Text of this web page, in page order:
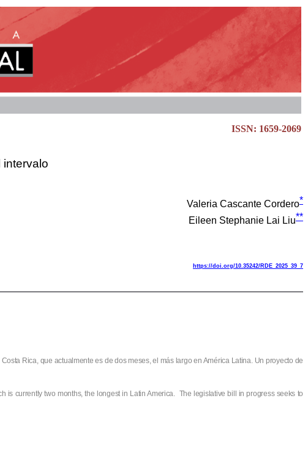
ISSN: 1659-2069
intervalo
Valeria Cascante Cordero*
Eileen Stephanie Lai Liu**
https://doi.org/10.35242/RDE_2025_39_7
Rica, que actualmente es de dos meses, el más largo en América Latina. Un proyecto de
is currently two months, the longest in Latin America. The legislative bill in progress seeks to